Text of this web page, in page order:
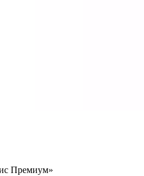
Премиум»